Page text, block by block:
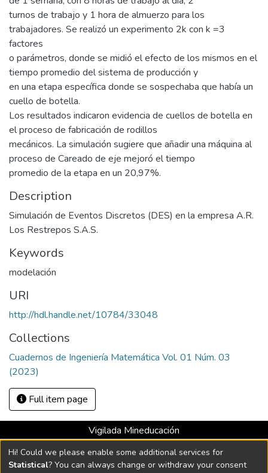
turnos de trabajo y 1 hora de almuerzo para los
trabajadores. Se realizó un experimento 2k con k =3
factores
o parámetros, donde se midió el efecto de los mismos en el
tiempo promedio del sistema de producción y
en una etapa específica donde se sospechaba que había un
cuello de botella.
Los resultados indicaron evidencia de cuellos de botella en
el proceso de fabricación de rodillos
mecánicos. La simulación sugiere que añadir una máquina al
proceso de Careado de eje mejoró el tiempo
promedio de la etapa en un 20,97%.
Description
Simulación de Eventos Discretos (DES) en la empresa A.R.
Los Restrepos S.A.S.
Keywords
modelación
URI
http://hdl.handle.net/10784/33048
Collections
Cuadernos de Ingeniería Matemática Vol. 01 Núm. 03
(2023)
Full item page
Vigilada Mineducación
Universidad con Acreditación Institucional hasta 2026 -
Resolución MEN 2158 de 2018
Hi! Could we please enable some additional services for
Statistical? You can always change or withdraw your consent